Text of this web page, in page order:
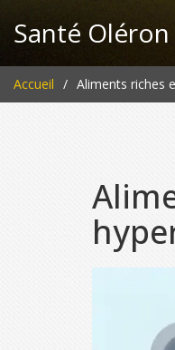
Santé Oléron
Accueil Aliments riches